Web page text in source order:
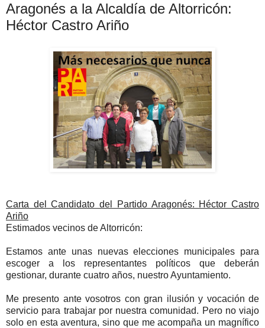
Aragonés a la Alcaldía de Altorricón:
Héctor Castro Ariño
Carta del Candidato del Partido Aragonés: Héctor Castro
Ariño
Estimados vecinos de Altorricón:
Estamos ante unas nuevas elecciones municipales para
escoger a los representantes políticos que deberán
gestionar, durante cuatro años, nuestro Ayuntamiento.
Me presento ante vosotros con gran ilusión y vocación de
servicio para trabajar por nuestra comunidad. Pero no viajo
solo en esta aventura, sino que me acompaña un magnífico